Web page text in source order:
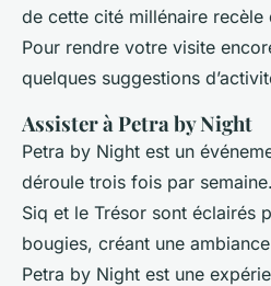
de cette cité millénaire
Pour rendre votre visite
quelques suggestions
Assister à Petra by Night
Petra by Night est un
déroule trois fois par
Siq et le Trésor sont éclairés
bougies, créant une
Petra by Night est une